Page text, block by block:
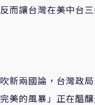
而讓台灣在美中台
新兩國論，台灣政
美的風暴」正在醞